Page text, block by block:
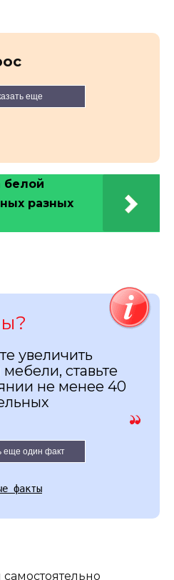
еще
белой
разных
увеличить
ставьте
не менее 40
еще один факт
факты